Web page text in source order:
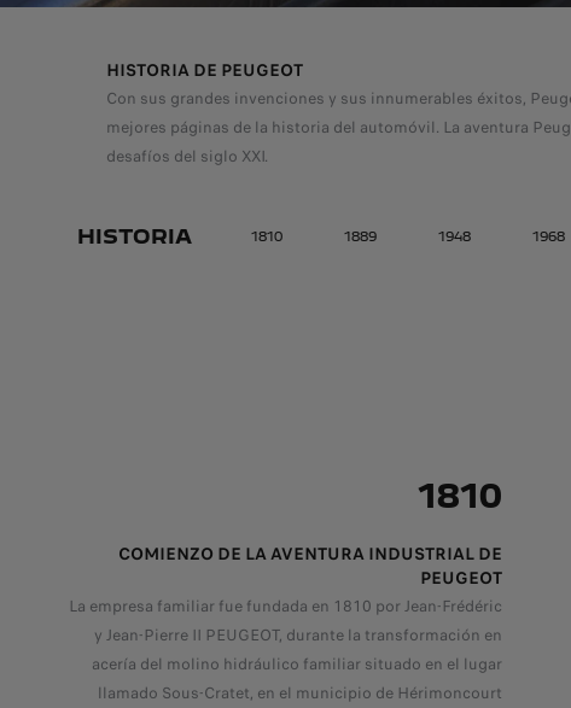
HISTORIA DE PEUGEOT
Con sus grandes invenciones y sus innumerables éxitos,
mejores páginas de la historia del automóvil. La aventura
desafíos del siglo XXI.
HISTORIA 1810 1889 1948 1968
1810
COMIENZO DE LA AVENTURA INDUSTRIAL DE
PEUGEOT
La empresa familiar fue fundada en 1810 por Jean-Frédéric
y Jean-Pierre II PEUGEOT, durante la transformación en
acería del molino hidráulico familiar situado en el lugar
llamado Sous-Cratet, en el municipio de Hérimoncourt